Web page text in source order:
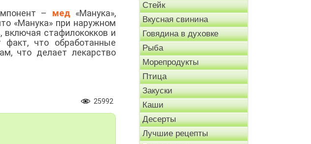
– мед «Манука»,
«Манука» при наружном
стафилококков и
факт, что обработанные
что делает лекарство
25992
Стейк
Вкусная свинина
Говядина в духовке
Рыба
Морепродукты
Птица
Закуски
Каши
Десерты
Лучшие рецепты